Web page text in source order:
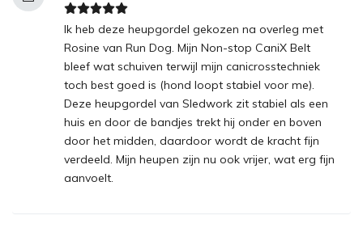
Ik heb deze heupgordel gekozen na overleg met
Rosine van Run Dog. Mijn Non-stop CaniX Belt
bleef wat schuiven terwijl mijn canicrosstechniek
toch best goed is (hond loopt stabiel voor me).
Deze heupgordel van Sledwork zit stabiel als een
huis en door de bandjes trekt hij onder en boven
door het midden, daardoor wordt de kracht fijn
verdeeld. Mijn heupen zijn nu ook vrijer, wat erg fijn
aanvoelt.